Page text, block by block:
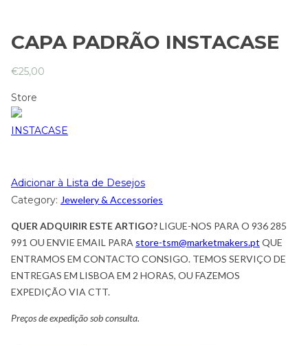
CAPA PADRÃO INSTACASE
€25,00
Store
INSTACASE
Adicionar à Lista de Desejos
Category: Jewelery & Accessories
QUER ADQUIRIR ESTE ARTIGO?LIGUE-NOS PARA O 936 285
991 OU ENVIE EMAIL PARA store-tsm@marketmakers.pt QUE
ENTRAMOS EM CONTACTO CONSIGO. TEMOS SERVIÇO DE
ENTREGAS EM LISBOA EM 2 HORAS, OU FAZEMOS
EXPEDIÇÃO VIA CTT.
Preços de expedição sob consulta.